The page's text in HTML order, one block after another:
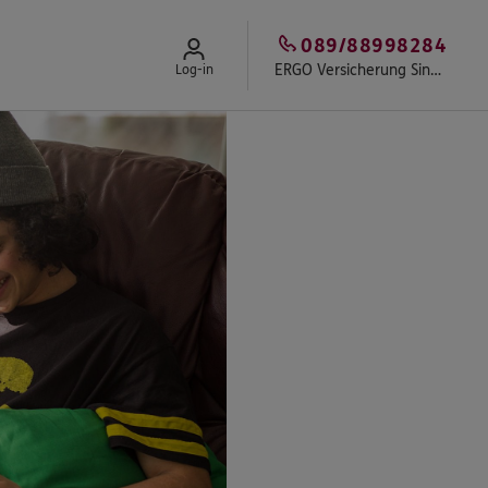
Log-in ERGO Versicherung Sinan Senel
089/88998284